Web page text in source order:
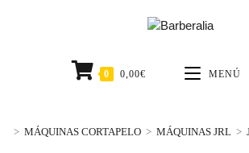
0 0,00€ MENÚ
> MÁQUINAS CORTAPELO > MÁQUINAS JRL >